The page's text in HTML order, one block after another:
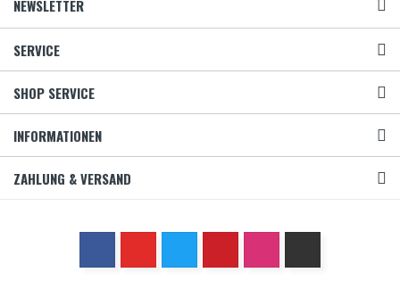
NEWSLETTER
SERVICE
SHOP SERVICE
INFORMATIONEN
ZAHLUNG & VERSAND